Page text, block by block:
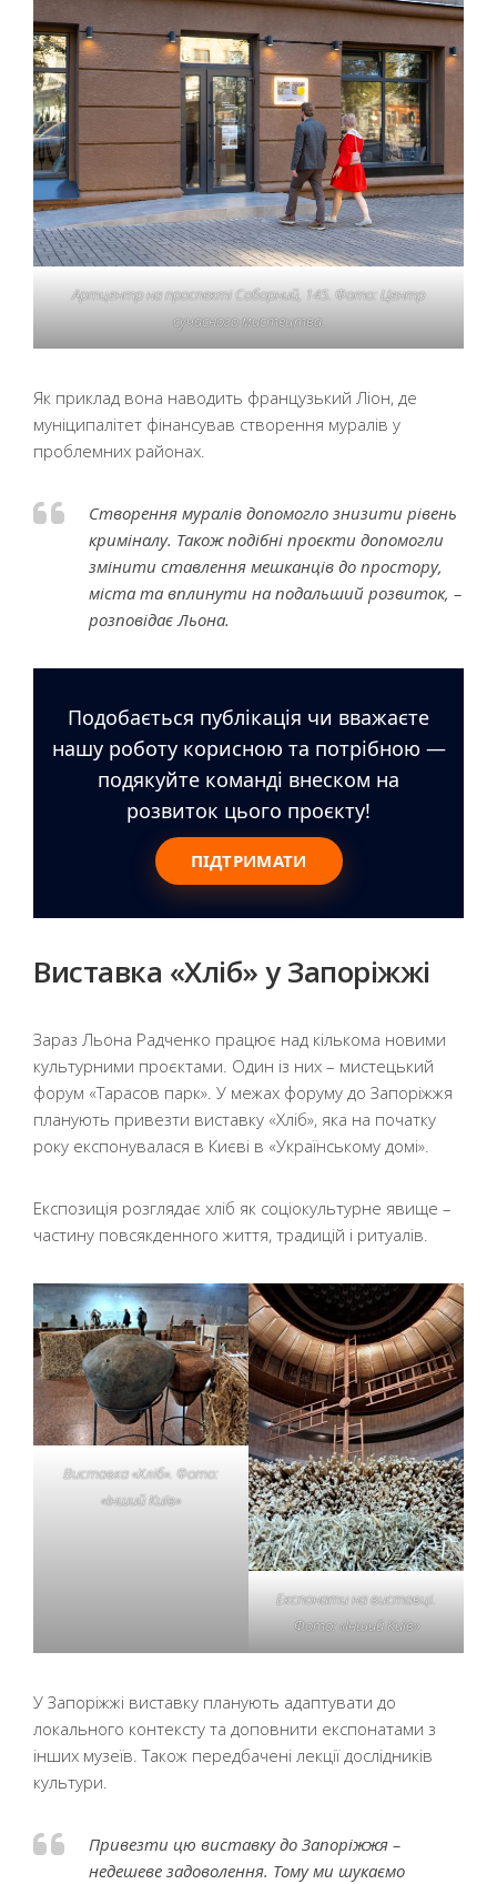
Артцентр на проспекті Соборний, 145. Фото: Центр
сучасного мистецтва.
Як приклад вона наводить французький Ліон, де
муніципалітет фінансував створення муралів у
проблемних районах.
Створення муралів допомогло знизити рівень
криміналу. Також подібні проєкти допомогли
змінити ставлення мешканців до простору,
міста та вплинути на подальший розвиток, –
розповідає Льона.
Подобається публікація чи вважаєте
нашу роботу корисною та потрібною —
подякуйте команді внеском на
розвиток цього проєкту!
ПІДТРИМАТИ
Виставка «Хліб» у Запоріжжі
Зараз Льона Радченко працює над кількома новими
культурними проєктами. Один із них – мистецький
форум «Тарасов парк». У межах форуму до Запоріжжя
планують привезти виставку «Хліб», яка на початку
року експонувалася в Києві в «Українському домі».
Експозиція розглядає хліб як соціокультурне явище –
частину повсякденного життя, традицій і ритуалів.
Виставка «Хліб». Фото:
«Інший Київ»
Експонати на виставці.
Фото: «Інший Київ»
У Запоріжжі виставку планують адаптувати до
локального контексту та доповнити експонатами з
інших музеїв. Також передбачені лекції дослідників
культури.
Привезти цю виставку до Запоріжжя –
недешеве задоволення. Тому ми шукаємо